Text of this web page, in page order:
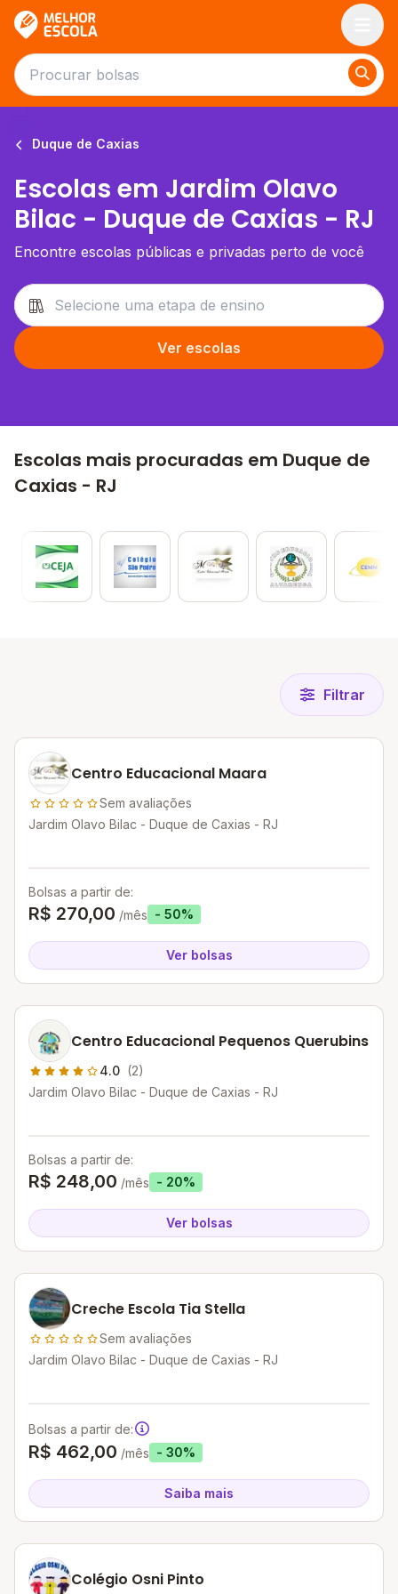
Duque de Caxias
Escolas em Jardim Olavo
Bilac - Duque de Caxias - RJ
Encontre escolas públicas e privadas perto de você
Ver escolas
Escolas mais procuradas em Duque de
Caxias - RJ
Filtrar
Centro Educacional Maara
Sem avaliações
Jardim Olavo Bilac - Duque de Caxias - RJ
Bolsas a partir de:
R$ 270,00 /mês - 50%
Ver bolsas
Centro Educacional Pequenos Querubins
4.0 (2)
Jardim Olavo Bilac - Duque de Caxias - RJ
Bolsas a partir de:
R$ 248,00 /mês - 20%
Ver bolsas
Creche Escola Tia Stella
Sem avaliações
Jardim Olavo Bilac - Duque de Caxias - RJ
Bolsas a partir de:
R$ 462,00 /mês - 30%
Saiba mais
Colégio Osni Pinto